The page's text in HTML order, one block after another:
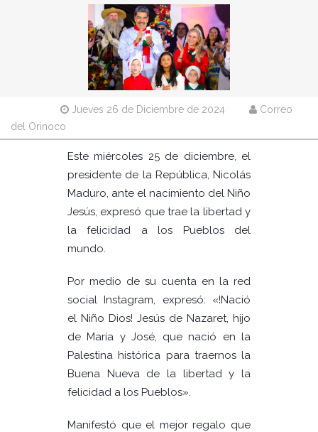
Jueves 26 de Diciembre de 2024
Correo
del Orinoco
Este miércoles 25 de diciembre, el
presidente de la República, Nicolás
Maduro, ante el nacimiento del Niño
Jesús, expresó que trae la libertad y
la felicidad a los Pueblos del
mundo.
Por medio de su cuenta en la red
social Instagram, expresó: «!Nació
el Niño Dios! Jesús de Nazaret, hijo
de María y José, que nació en la
Palestina histórica para traernos la
Buena Nueva de la libertad y la
felicidad a los Pueblos».
Manifestó que el mejor regalo que